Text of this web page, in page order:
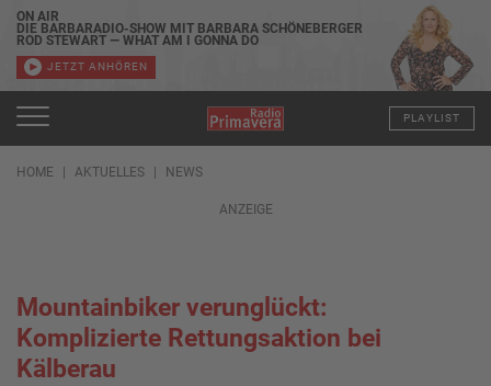
ON AIR
DIE BARBARADIO-SHOW MIT BARBARA SCHÖNEBERGER
ROD STEWART — WHAT AM I GONNA DO
JETZT ANHÖREN
PLAYLIST
HOME AKTUELLES NEWS
ANZEIGE
Mountainbiker verunglückt:
Komplizierte Rettungsaktion bei
Kälberau